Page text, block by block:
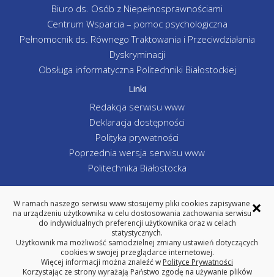
Biuro ds. Osób z Niepełnosprawnościami
Centrum Wsparcia – pomoc psychologiczna
Pełnomocnik ds. Równego Traktowania i Przeciwdziałania
Dyskryminacji
Obsługa informatyczna Politechniki Białostockiej
Linki
Redakcja serwisu www
Deklaracja dostępności
Polityka prywatności
Poprzednia wersja serwisu www
Politechnika Białostocka
WYDZIAŁ INŻYNIERII ZARZĄDZANIA
POLITECHNIKA BIAŁOSTOCKA
ul. Ojca Tarasiuka 2, 16-001 Kleosin
tel. centrala 85 746-98-02, fax 85 663 -19-88
REGON: 000001672 NIP: 542-020-87-21
×
W ramach naszego serwisu www stosujemy pliki cookies zapisywane
na urządzeniu użytkownika w celu dostosowania zachowania serwisu
do indywidualnych preferencji użytkownika oraz w celach
statystycznych.
Użytkownik ma możliwość samodzielnej zmiany ustawień dotyczących
cookies w swojej przeglądarce internetowej.
Więcej informacji można znaleźć w Polityce Prywatności
Korzystając ze strony wyrażają Państwo zgodę na używanie plików